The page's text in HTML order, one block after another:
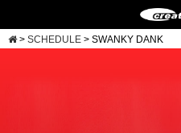
> SCHEDULE > SWANKY DANK